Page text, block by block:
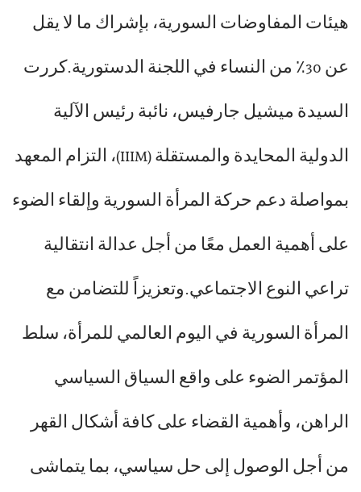
هيئات المفاوضات السورية، بإشراك ما لا يقل
عن 30٪ من النساء في اللجنة الدستورية.كررت
السيدة ميشيل جارفيس، نائبة رئيس الآلية
الدولية المحايدة والمستقلة (IIIM)، التزام المعهد
بمواصلة دعم حركة المرأة السورية وإلقاء الضوء
على أهمية العمل معًا من أجل عدالة انتقالية
تراعي النوع الاجتماعي.وتعزيزاً للتضامن مع
المرأة السورية في اليوم العالمي للمرأة، سلط
المؤتمر الضوء على واقع السياق السياسي
الراهن، وأهمية القضاء على كافة أشكال القهر
من أجل الوصول إلى حل سياسي، بما يتماشى